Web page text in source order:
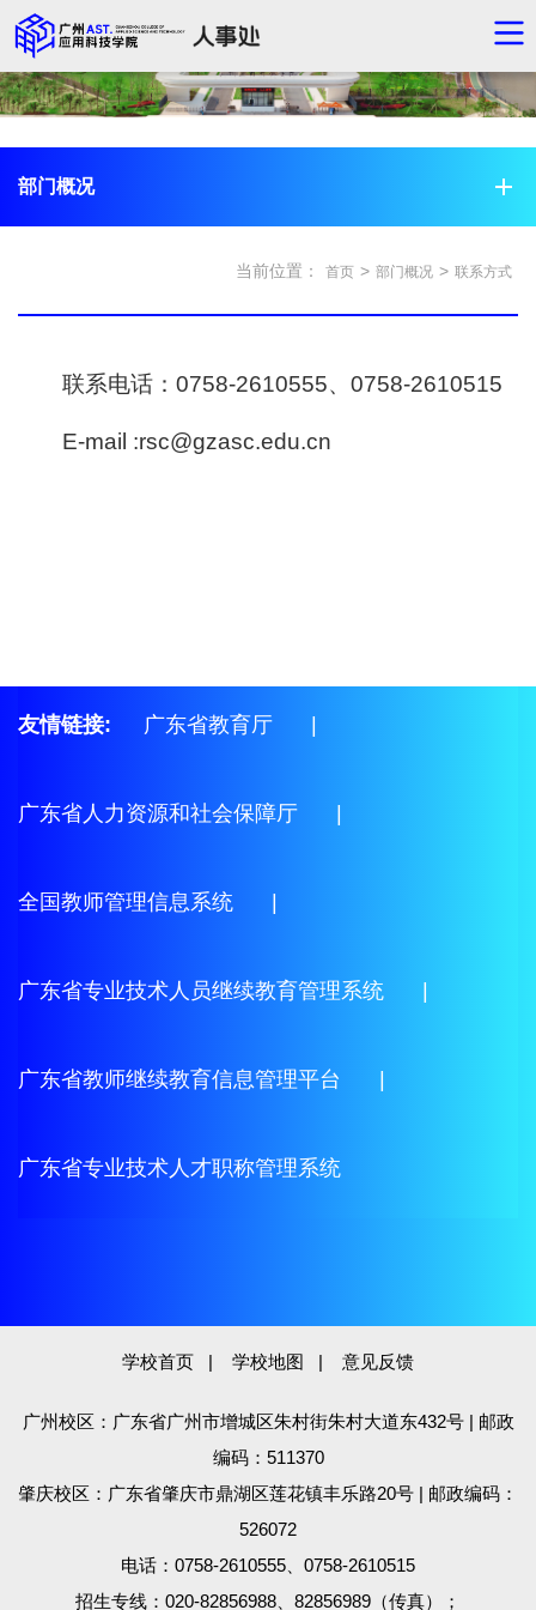
部门概况
当前位置： 首页 > 部门概况 > 联系方式
联系电话：0758-2610555、0758-2610515
E-mail :rsc@gzasc.edu.cn
友情链接: 广东省教育厅
广东省人力资源和社会保障厅
全国教师管理信息系统
广东省专业技术人员继续教育管理系统
广东省教师继续教育信息管理平台
广东省专业技术人才职称管理系统
学校首页 学校地图 意见反馈
广州校区：广东省广州市增城区朱村街朱村大道东432号 | 邮政
编码：511370
肇庆校区：广东省肇庆市鼎湖区莲花镇丰乐路20号 | 邮政编码：
526072
电话：0758-2610555、0758-2610515
招生专线：020-82856988、82856989（传真）；